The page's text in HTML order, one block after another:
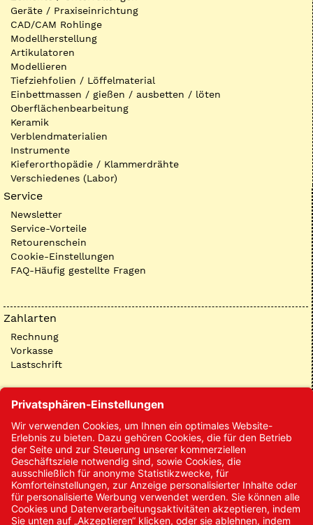
Geräte / Praxiseinrichtung
CAD/CAM Rohlinge
Modellherstellung
Artikulatoren
Modellieren
Tiefziehfolien / Löffelmaterial
Einbettmassen / gießen / ausbetten / löten
Oberflächenbearbeitung
Keramik
Verblendmaterialien
Instrumente
Kieferorthopädie / Klammerdrähte
Verschiedenes (Labor)
Service
Newsletter
Service-Vorteile
Retourenschein
Cookie-Einstellungen
FAQ-Häufig gestellte Fragen
Zahlarten
Rechnung
Vorkasse
Lastschrift
Kontakt
Kontakt/Anfrage
Neukundenanmeldung
Kennwort vergessen